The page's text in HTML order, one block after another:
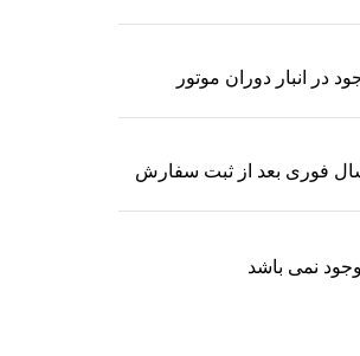
در انبار دوران موتور
فوری بعد از ثبت سفارش
نمی باشد